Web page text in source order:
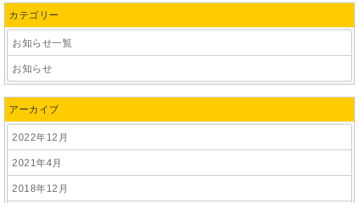
カテゴリー
お知らせ一覧
お知らせ
アーカイブ
2022年12月
2021年4月
2018年12月